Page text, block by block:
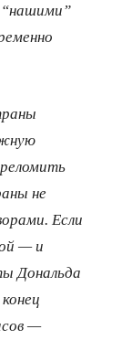
“нашими”
не
Если
— и
Дональда
—